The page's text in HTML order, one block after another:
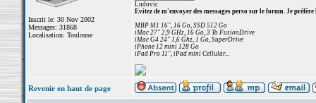
Inscrit le: 30 Nov 2002
Messages: 31868
Localisation: Toulouse
Ludovic
Evitez de m'envoyer des messages perso sur le forum. Je préfère
MBP M1 16", 16 Go, SSD 512 Go
iMac 27" 2,9 GHz, 16 Go, 3 To FusionDrive
iMac G4 24" 1,6 Ghz, 1 Go, SuperDrive
iPhone 12 mini 128 Go
iPad Pro 11", iPad mini Cellular...
Revenir en haut de page